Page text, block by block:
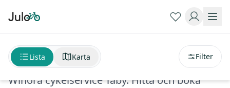
Winora cykelservice Täby
Winora cykelservice Täby. Hitta och boka
Lista Karta Filter
avstånd